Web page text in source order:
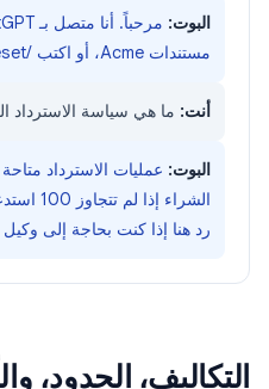
البوت:
مستندات Acme، أو اكتب /reset لمسح هذه الجلسة.
أنت: ما هي سياسة الاسترداد
البوت:
الشراء
رد هنا إذا كنت بحاجة إلى
التكاليف، الحدود،